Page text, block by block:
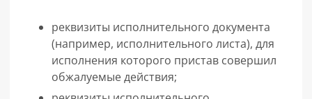
реквизиты исполнительного документа
(например, исполнительного листа), для
исполнения которого пристав совершил
обжалуемые действия;